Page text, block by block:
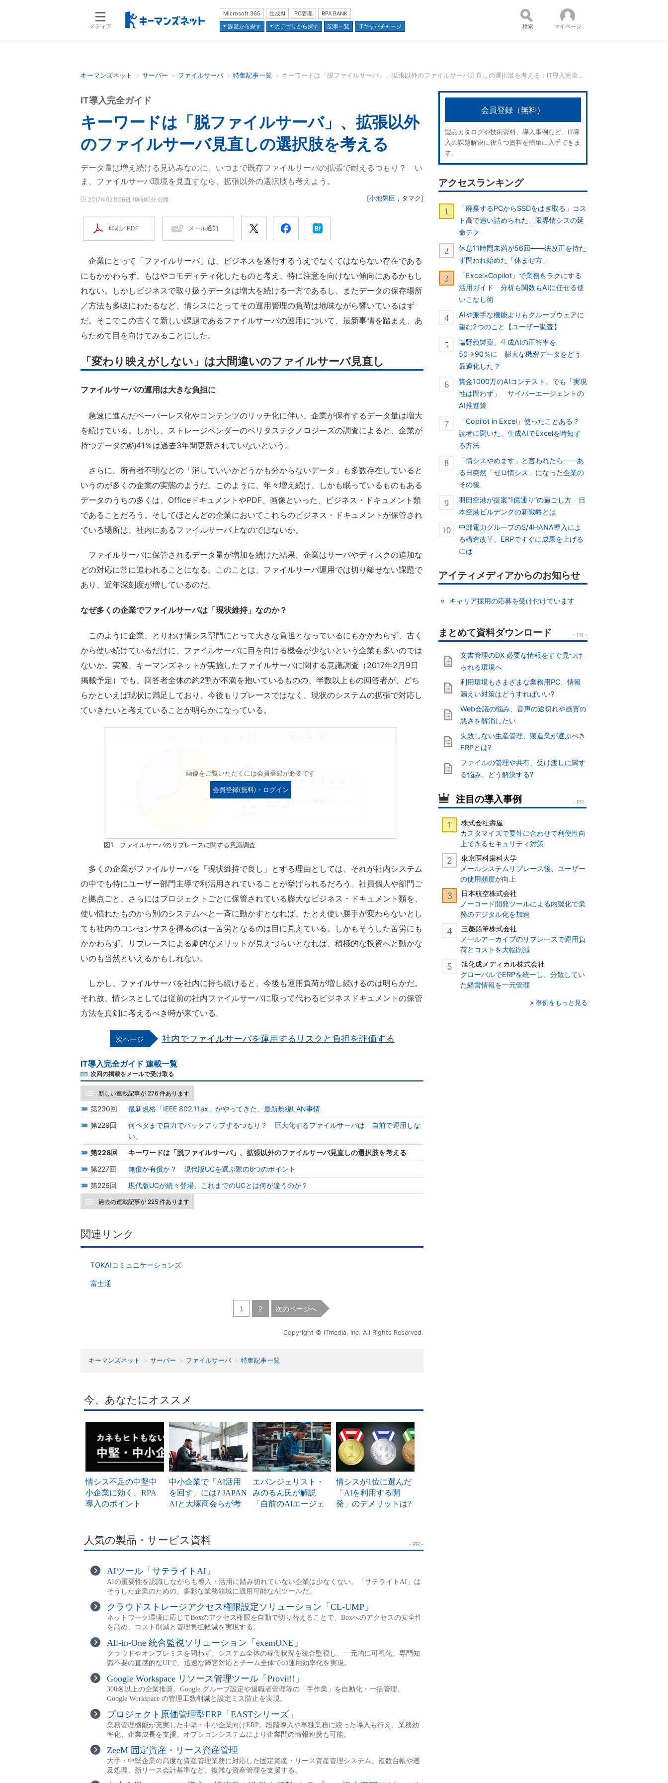
メディア
Microsoft 365 生成AI PC管理
RPA BANK
課題から探す
カテゴリから探す 記事一覧 ITキャパチャージ
検索語を入力してください コンテンツ：
並び順：
検索 マイページ
キーマンズネット サーバー ファイルサーバ 特集記事一覧 キーワードは「脱ファイルサーバ」、拡張以外のファイルサーバ見直しの選択肢を考える：IT導入完全ガイド
キーワードは「脱ファイルサーバ」、拡張以外
のファイルサーバ見直しの選択肢を考える
IT導入完全ガイド
データ量は増え続ける見込みなのに、いつまで既存ファイルサーバの拡張で耐えるつもり？ い
ま、ファイルサーバ環境を見直すなら、拡張以外の選択肢も考えよう。
2017年02月06日 10時00分 公開 [小池晃臣 ， タマク]
印刷／PDF メール通知
企業にとって「ファイルサーバ」は、ビジネスを遂行するうえでなくてはならない存在である
にもかかわらず、もはやコモディティ化したものと考え、特に注意を向けない傾向にあるかもし
れない。しかしビジネスで取り扱うデータは増大を続ける一方であるし、またデータの保存場所
／方法も多岐にわたるなど、情シスにとってその運用管理の負荷は地味ながら響いているはず
だ。そこでこの古くて新しい課題であるファイルサーバの運用について、最新事情を踏まえ、あ
らためて目を向けてみることにした。
「変わり映えがしない」は大間違いのファイルサーバ見直し
ファイルサーバの運用は大きな負担に
急速に進んだペーパーレス化やコンテンツのリッチ化に伴い、企業が保有するデータ量は増大
を続けている。しかし、ストレージベンダーのベリタステクノロジーズの調査によると、企業が
持つデータの約41％は過去3年間更新されていないという。
さらに、所有者不明などの「消していいかどうかも分からないデータ」も多数存在していると
いうのが多くの企業の実態のようだ。このように、年々増え続け、しかも眠っているものもある
データのうちの多くは、OfficeドキュメントやPDF、画像といった、ビジネス・ドキュメント類
であることだろう。そしてほとんどの企業においてこれらのビジネス・ドキュメントが保管され
ている場所は、社内にあるファイルサーバ上なのではないか。
ファイルサーバに保管されるデータ量が増加を続けた結果、企業はサーバやディスクの追加な
どの対応に常に追われることになる。このことは、ファイルサーバ運用では切り離せない課題で
あり、近年深刻度が増しているのだ。
なぜ多くの企業でファイルサーバは「現状維持」なのか？
このように企業、とりわけ情シス部門にとって大きな負担となっているにもかかわらず、古く
から使い続けているだけに、ファイルサーバに目を向ける機会が少ないという企業も多いのでは
ないか。実際、キーマンズネットが実施したファイルサーバに関する意識調査（2017年2月9日
掲載予定）でも、回答者全体の約2割が不満を抱いているものの、半数以上もの回答者が、どち
らかといえば現状に満足しており、今後もリプレースではなく、現状のシステムの拡張で対応し
ていきたいと考えていることが明らかになっている。
画像をご覧いただくには会員登録が必要です
会員登録(無料)・ログイン
図1 ファイルサーバのリプレースに関する意識調査
多くの企業がファイルサーバを「現状維持で良し」とする理由としては、それが社内システム
の中でも特にユーザー部門主導で利活用されていることが挙げられるだろう。社員個人や部門ご
と拠点ごと、さらにはプロジェクトごとに保管されている膨大なビジネス・ドキュメント類を、
使い慣れたものから別のシステムへと一斉に動かすとなれば、たとえ使い勝手が変わらないとし
ても社内のコンセンサスを得るのは一苦労となるのは目に見えている。しかもそうした苦労にも
かかわらず、リプレースによる劇的なメリットが見えづらいとなれば、積極的な投資へと動かな
いのも当然といえるかもしれない。
しかし、ファイルサーバを社内に持ち続けると、今後も運用負荷が増し続けるのは明らかだ。
それ故、情シスとしては従前の社内ファイルサーバに取って代わるビジネスドキュメントの保管
方法を真剣に考えるべき時が来ている。
社内でファイルサーバを運用するリスクと負担を評価する
IT導入完全ガイド 連載一覧
次回の掲載をメールで受け取る
新しい連載記事が 276 件あります
230
最新規格「IEEE 802.11ax」がやってきた、最新無線LAN事情
229
何ペタまで自力でバックアップするつもり？ 巨大化するファイルサーバは「自前で運用しな
い」
228
キーワードは「脱ファイルサーバ」、拡張以外のファイルサーバ見直しの選択肢を考える
227
無償か有償か？ 現代版UCを選ぶ際の6つのポイント
226
現代版UCが続々登場、これまでのUCとは何が違うのか？
過去の連載記事が 225 件あります
関連リンク
TOKAIコミュニケーションズ
富士通
1 2 次のページへ
Copyright © ITmedia, Inc. All Rights Reserved.
キーマンズネット サーバー ファイルサーバ 特集記事一覧
会員登録（無料）
製品カタログや技術資料、導入事例など、IT導
入の課題解決に役立つ資料を簡単に入手できま
す。
アクセスランキング
「廃棄するPCからSSDをはぎ取る」コス
ト高で追い詰められた、限界情シスの延
命テク
休息11時間未満が56回――法改正を待た
ず問われ始めた「休ませ方」
「Excel×Copilot」で業務をラクにする
活用ガイド 分析も関数もAIに任せる使
いこなし術
AIや派手な機能よりもグループウェアに
望む2つのこと【ユーザー調査】
塩野義製薬、生成AIの正答率を
50→90％に 膨大な機密データをどう
最適化した？
賞金1000万のAIコンテスト、でも「実現
性は問わず」 サイバーエージェントの
AI推進策
「Copilot in Excel」使ったことある？
読者に聞いた、生成AIでExcelを時短す
る方法
「情シスやめます」と言われたら――あ
る日突然「ゼロ情シス」になった企業の
その後
羽田空港が提案“1億通り”の過ごし方 日
本空港ビルデングの新戦略とは
中部電力グループのS/4HANA導入によ
る構造改革、ERPですぐに成果を上げる
には
アイティメディアからのお知らせ
キャリア採用の応募を受け付けています
文書管理のDX 必要な情報をすぐ見つけ
られる環境へ
利用環境もさまざまな業務用PC、情報
漏えい対策はどうすればいい?
Web会議の悩み、音声の途切れや画質の
悪さを解消したい
失敗しない生産管理、製造業が選ぶべき
ERPとは?
ファイルの管理や共有、受け渡しに関す
る悩み、どう解決する?